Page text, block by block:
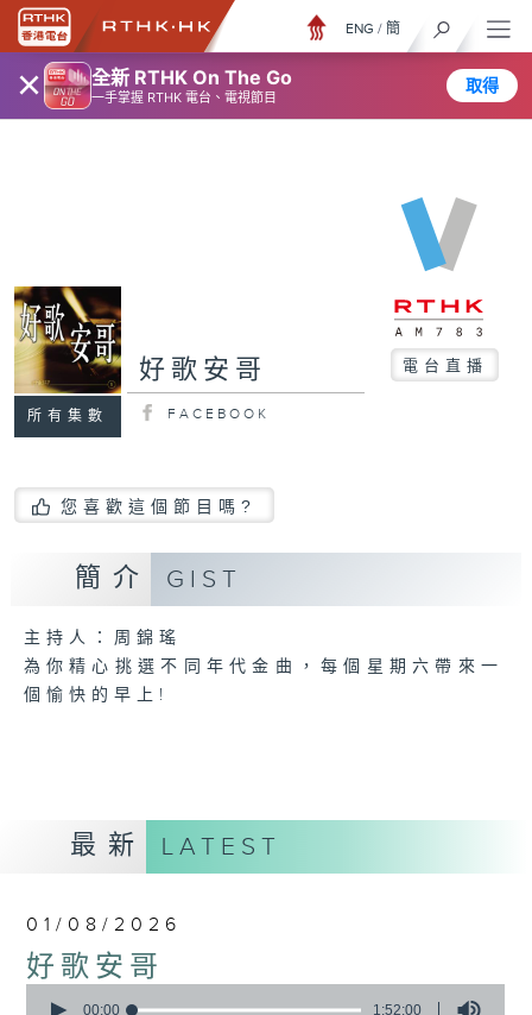
× 全新 RTHK On The Go
一手掌握 RTHK 電台、電視節目
取得
ENG / 簡
所有集數
好歌安哥 電台直播
FACEBOOK
您喜歡這個節目嗎?
簡介 GIST
主持人：周錦瑤
為你精心挑選不同年代金曲，每個星期六帶來一
個愉快的早上!
最新 LATEST
01/08/2026
好歌安哥
00:00 1:52:00